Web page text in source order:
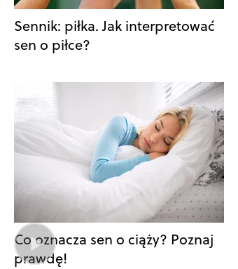
Sennik: piłka. Jak interpretować
sen o piłce?
Co oznacza sen o ciąży? Poznaj
prawdę!